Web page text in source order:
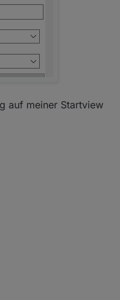
auf meiner Startview